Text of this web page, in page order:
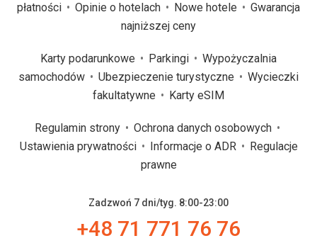
płatności
Opinie o hotelach Nowe hotele
Gwarancja
najniższej ceny
Karty podarunkowe Parkingi
Wypożyczalnia
samochodów
Ubezpieczenie turystyczne
Wycieczki
fakultatywne
Karty eSIM
Regulamin strony
Ochrona danych osobowych
Ustawienia prywatności
Informacje o ADR
Regulacje
prawne
Zadzwoń 7 dni/tyg. 8:00-23:00
+48 71 771 76 76